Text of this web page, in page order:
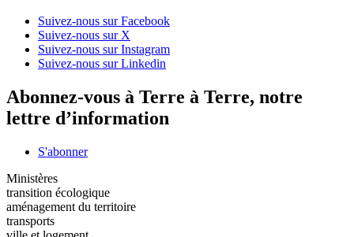
Suivez-nous sur Facebook
Suivez-nous sur X
Suivez-nous sur Instagram
Suivez-nous sur Linkedin
Abonnez-vous à Terre à Terre, notre
lettre d’information
S'abonner
Ministères
transition écologique
aménagement du territoire
transports